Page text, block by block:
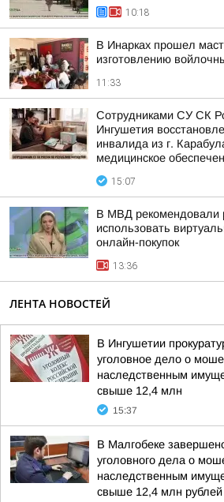
10:18
В Инарках прошел
изготовлению
11:33
Сотрудниками СУ СК
Ингушетия
инвалида из г.
медицинское
15:07
В МВД рекомендовали
использовать
онлайн-покупок
13:36
ЛЕНТА НОВОСТЕЙ
В Ингушетии
уголовное дело о
наследственным
свыше 12,4 млн
15:37
В Малгобеке
уголовного дела о
наследственным
свыше 12,4 млн рублей